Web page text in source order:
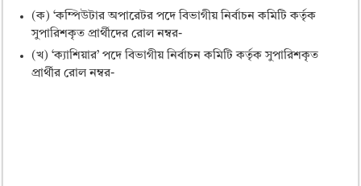
(ক) ‘কম্পিউটার অপারেটর পদে বিভাগীয় নির্বাচন কমিটি কর্তৃক
সুপারিশকৃত প্রার্থীদের রোল নম্বর-
(খ) ‘ক্যাশিয়ার’ পদে বিভাগীয় নির্বাচন কমিটি কর্তৃক সুপারিশকৃত
প্রার্থীর রোল নম্বর-